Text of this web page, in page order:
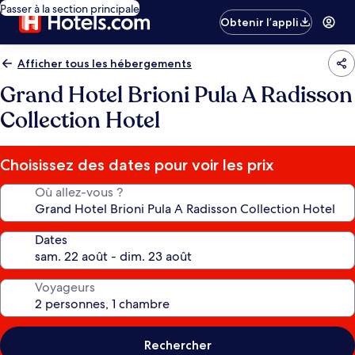
Passer à la section principale
Obtenir l’appli
Afficher tous les hébergements
Grand Hotel Brioni Pula A Radisson
Collection Hotel
Choisissez des dates pour voir les prix
Où allez-vous ?
Dates
Voyageurs
Rechercher